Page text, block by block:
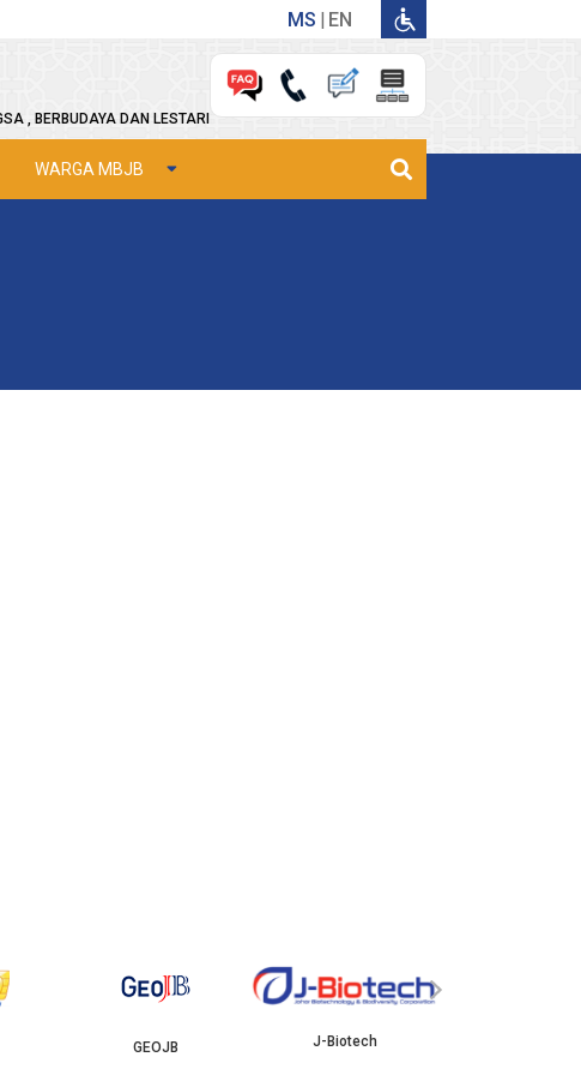
MS EN
, BERBUDAYA DAN LESTARI
WARGA MBJB
J-Biotech
YBJB ›